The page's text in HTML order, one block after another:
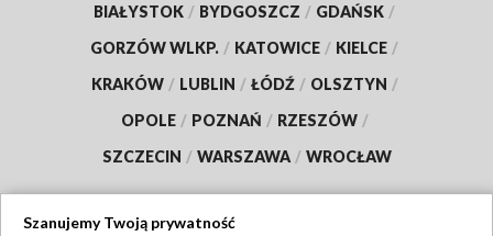
BIAŁYSTOK / BYDGOSZCZ / GDAŃSK /
GORZÓW WLKP. / KATOWICE / KIELCE /
KRAKÓW / LUBLIN / ŁÓDŹ / OLSZTYN /
OPOLE / POZNAŃ / RZESZÓW /
SZCZECIN / WARSZAWA / WROCŁAW
Szanujemy Twoją prywatność